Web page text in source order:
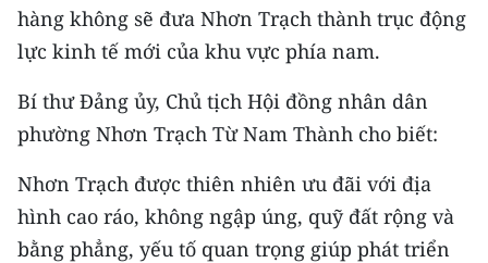
hàng không sẽ đưa Nhơn Trạch thành trục động
lực kinh tế mới của khu vực phía nam.
Bí thư Đảng ủy, Chủ tịch Hội đồng nhân dân
phường Nhơn Trạch Từ Nam Thành cho biết:
Nhơn Trạch được thiên nhiên ưu đãi với địa
hình cao ráo, không ngập úng, quỹ đất rộng và
bằng phẳng, yếu tố quan trọng giúp phát triển